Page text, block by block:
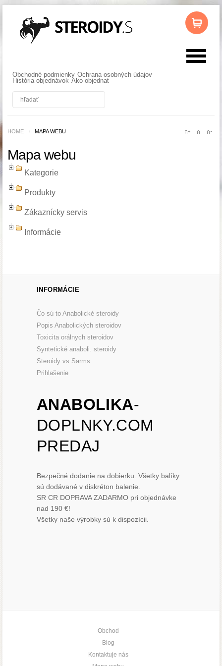
Obchodné podmienky Ochrana osobných údajov
História objednávok Ako objednat
HOME MAPA WEBU
Mapa webu
Kategorie
Produkty
Zákaznícky servis
Informácie
INFORMÁCIE
Čo sú to Anabolické steroidy
Popis Anabolických steroidov
Toxicita orálnych steroidov
Syntetické anaboli. steroidy
Steroidy vs Sarms
Prihlašenie
ANABOLIKA-
DOPLNKY.COM
PREDAJ
Bezpečné dodanie na dobierku. Všetky balíky
sú dodávané v diskréton balenie.
SR CR DOPRAVA ZADARMO pri objednávke
nad 190 €!
Všetky naše výrobky sú k dispozícii.
Obchod
Blog
Kontaktuje nás